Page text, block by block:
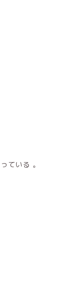
ている 。